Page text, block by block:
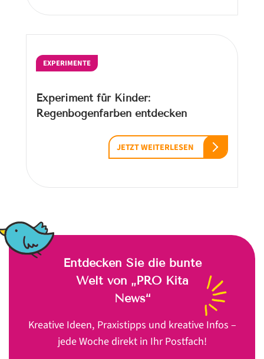
EXPERIMENTE
Experiment für Kinder:
Regenbogenfarben entdecken
JETZT WEITERLESEN
Entdecken Sie die bunte
Welt von „PRO Kita
News“
Kreative Ideen, Praxistipps und kreative Infos –
jede Woche direkt in Ihr Postfach!